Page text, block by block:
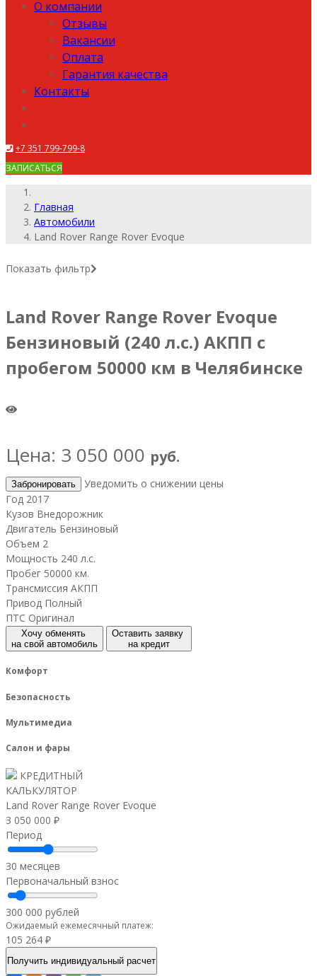
О компании
Отзывы
Вакансии
Оплата
Гарантия качества
Контакты
+7 351 799-799-8
ЗАПИСАТЬСЯ
Главная
Автомобили
Land Rover Range Rover Evoque
Показать фильтр
Land Rover Range Rover Evoque
Бензиновый (240 л.с.) АКПП с
пробегом 50000 км в Челябинске
Цена: 3 050 000 руб.
Забронировать
Уведомить о снижении цены
Год 2017
Кузов Внедорожник
Двигатель Бензиновый
Объем 2
Мощность 240 л.с.
Пробег 50000 км.
Трансмиссия АКПП
Привод Полный
ПТС Оригинал
Хочу обменять
на свой автомобиль
Оставить заявку
на кредит
Комфорт
Безопасность
Мультимедиа
Салон и фары
КРЕДИТНЫЙ
КАЛЬКУЛЯТОР
Land Rover Range Rover Evoque
3 050 000 ₽
Период
30 месяцев
Первоначальный взнос
300 000 рублей
Ожидаемый ежемесячный платеж:
105 264 ₽
Получить индивидуальный расчет